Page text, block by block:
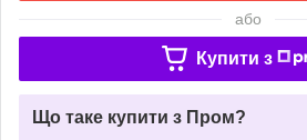
або
Купити з
Що таке купити з Пром?